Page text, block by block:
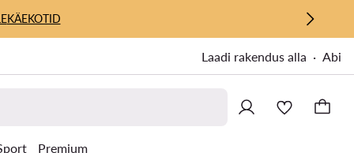
KÄEKOTID
Laadi rakendus alla Abi
Premium